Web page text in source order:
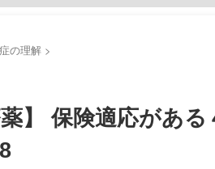
の理解 >
薬】 保険適応があ